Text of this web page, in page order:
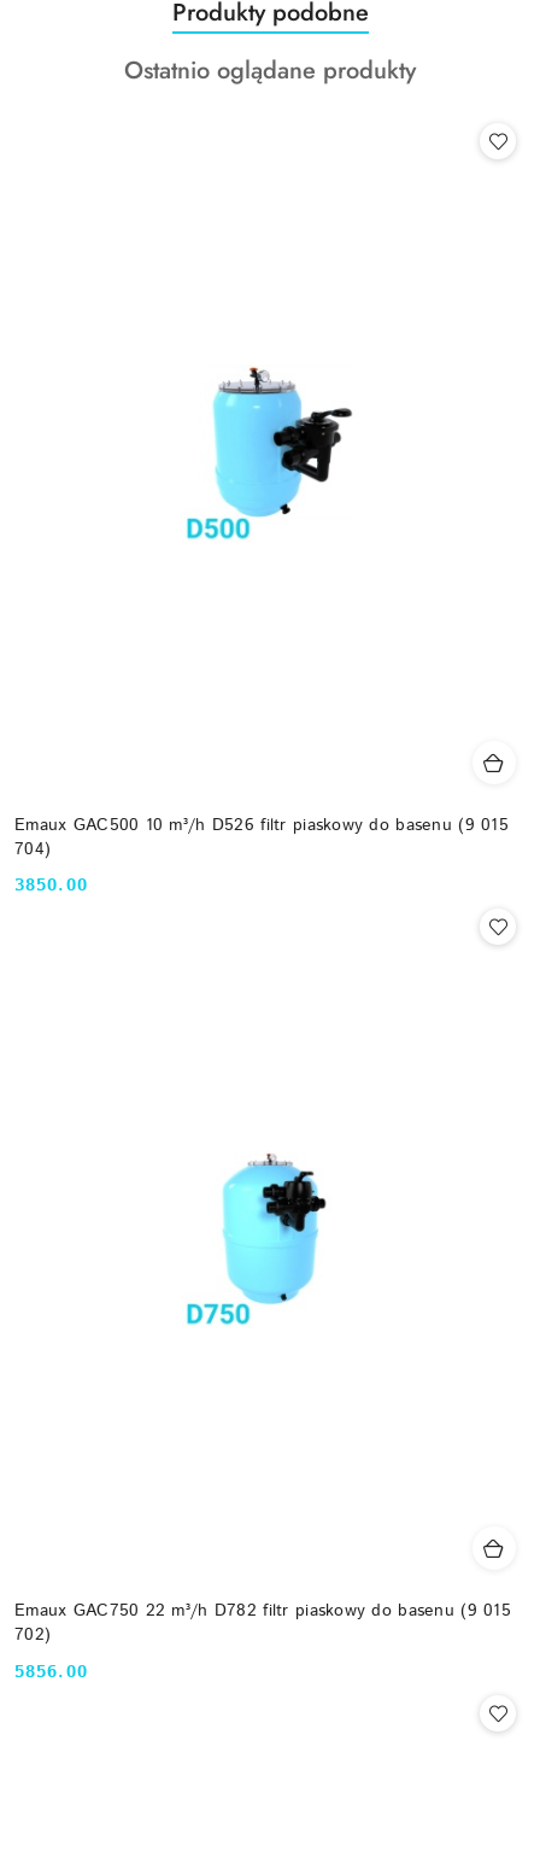
Pomiń karuzelę produktów
Produkty
o
statusie:
Produkty podobne
Produkty
Ostatnio oglądane produkty
Emaux GAC500 10 m³/h D526 filtr piaskowy do basenu (9 015
704)
Cena:
3850.00
Emaux GAC750 22 m³/h D782 filtr piaskowy do basenu (9 015
702)
Cena:
5856.00